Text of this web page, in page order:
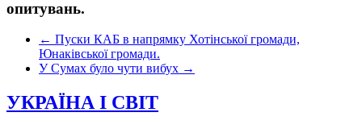
опитувань.
← Пуски КАБ в напрямку Хотінської громади,
Юнаківської громади.
У Сумах було чути вибух →
УКРАЇНА І СВІТ